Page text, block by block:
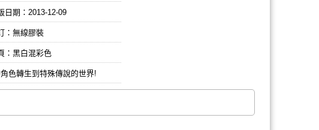
日期： 2013-12-09
：無線膠裝
：黑白混彩色
色轉生到特殊傳說的世界!